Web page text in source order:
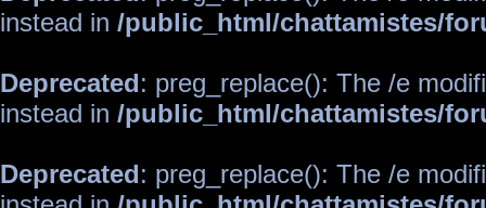
instead in /public_html/chattamistes/
Deprecated: preg_replace(): The /e
instead in /public_html/chattamistes/
Deprecated: preg_replace(): The /e